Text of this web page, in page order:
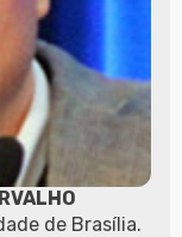
de Brasília.